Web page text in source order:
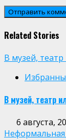
Related Stories
В музей,
В музей, театр
6 августа,
Неформальная